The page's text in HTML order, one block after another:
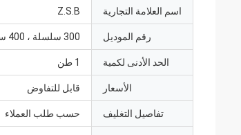
اسم العلامة التجارية Z.S.B
رقم الموديل 300 سلسلة ، 400 سلسلة ، 200 سلسلة ،
الحد الأدنى لكمية 1 طن
الأسعار قابل للتفاوض
تفاصيل التغليف حسب طلب العملاء